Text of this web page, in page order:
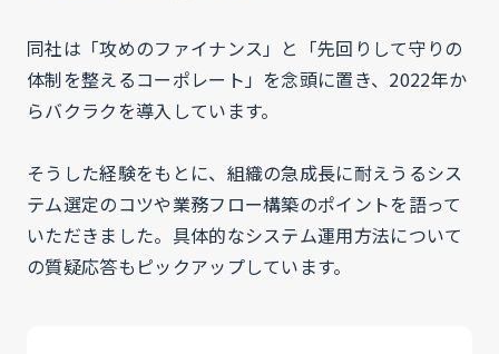
同社は「攻めのファイナンス」と「先回りして守りの
体制を整えるコーポレート」を念頭に置き、2022年か
らバクラクを導入しています。
そうした経験をもとに、組織の急成長に耐えうるシス
テム選定のコツや業務フロー構築のポイントを語って
いただきました。具体的なシステム運用方法について
の質疑応答もピックアップしています。